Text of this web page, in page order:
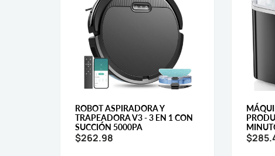
ROBOT ASPIRADORA Y
TRAPEADORA V3 - 3 EN 1 CON
SUCCIÓN 5000PA
$262.98